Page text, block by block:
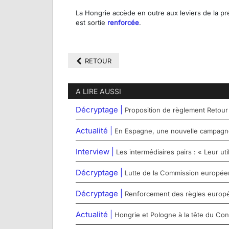
La Hongrie accède en outre aux leviers de la
est sortie renforcée.
RETOUR
A LIRE AUSSI
Décryptage | Proposition de règlement
Actualité | En Espagne, une nouvelle
Interview | Les intermédiaires pairs : « Leur
Décryptage | Lutte de la Commission
Décryptage | Renforcement des règles
Actualité | Hongrie et Pologne à la tête du